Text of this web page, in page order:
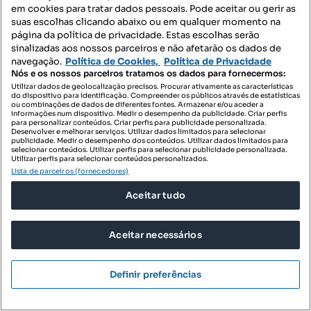
220 000 €2095,24 €/m²
Escritório Venda em Viseu,Viseu
em cookies para tratar dados pessoais. Pode aceitar ou gerir as
suas escolhas clicando abaixo ou em qualquer momento na
página da política de privacidade. Estas escolhas serão
sinalizadas aos nossos parceiros e não afetarão os dados de
navegação. Política de Cookies, Política de Privacidade
Nós e os nossos parceiros tratamos os dados para fornecermos:
Utilizar dados de geolocalização precisos. Procurar ativamente as características
do dispositivo para identificação. Compreender os públicos através de estatísticas
ou combinações de dados de diferentes fontes. Armazenar e/ou aceder a
informações num dispositivo. Medir o desempenho da publicidade. Criar perfis
para personalizar conteúdos. Criar perfis para publicidade personalizada.
Desenvolver e melhorar serviços. Utilizar dados limitados para selecionar
publicidade. Medir o desempenho dos conteúdos. Utilizar dados limitados para
selecionar conteúdos. Utilizar perfis para selecionar publicidade personalizada.
Utilizar perfis para selecionar conteúdos personalizados.
Lista de parceiros (fornecedores)
Aceitar tudo
Aceitar necessários
Definir preferências